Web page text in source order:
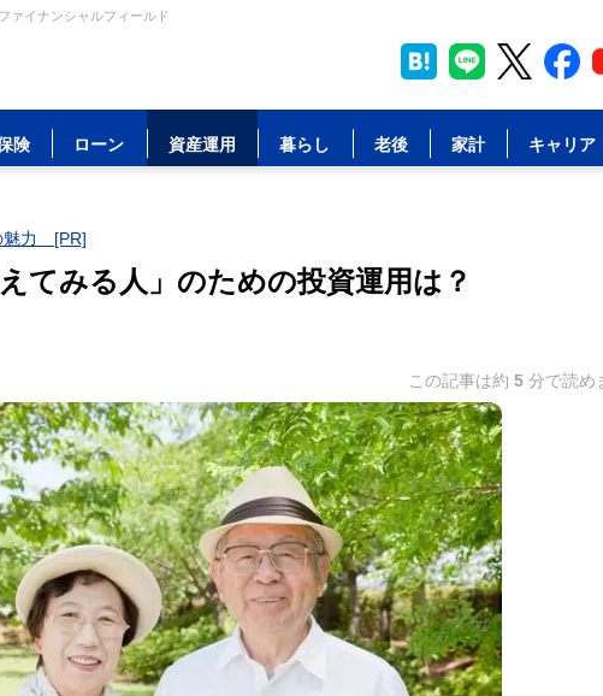
ァイナンシャルフィールド
険 ローン 資産運用 暮らし 老後 家計 キャリア
魅力 [PR]
てみる人」のための投資運用は？
この記事は約 5 分で読め